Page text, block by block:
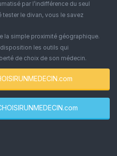
par l’indifférence du seul
le divan, vous le savez
la simple proximité géographique.
les outils qui
de choix de son médecin.
de CHOISIRUNMEDECIN.com
utiliser CHOISIRUNMEDECIN.com